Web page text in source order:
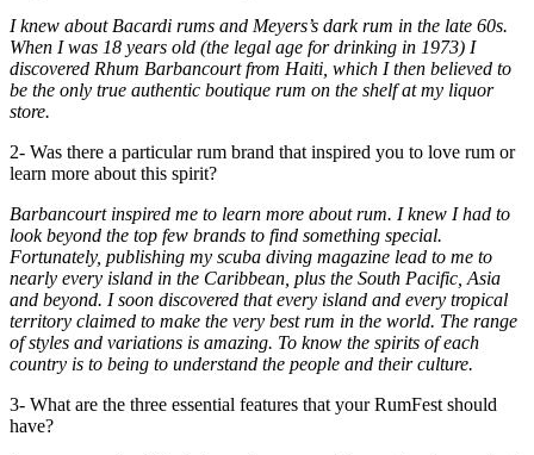
I knew about Bacardi rums and Meyers’s dark rum in the late 60s.
When I was 18 years old (the legal age for drinking in 1973) I
discovered Rhum Barbancourt from Haiti, which I then believed to
be the only true authentic boutique rum on the shelf at my liquor
store.
2- Was there a particular rum brand that inspired you to love rum or
learn more about this spirit?
Barbancourt inspired me to learn more about rum. I knew I had to
look beyond the top few brands to find something special.
Fortunately, publishing my scuba diving magazine lead to me to
nearly every island in the Caribbean, plus the South Pacific, Asia
and beyond. I soon discovered that every island and every tropical
territory claimed to make the very best rum in the world. The range
of styles and variations is amazing. To know the spirits of each
country is to being to understand the people and their culture.
3- What are the three essential features that your RumFest should
have?